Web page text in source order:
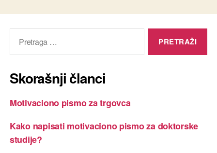
Skorašnji članci
Motivaciono pismo za trgovca
Kako napisati motivaciono pismo za doktorske
studije?